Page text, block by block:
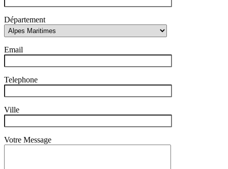
Département
Email
Telephone
Ville
Votre Message